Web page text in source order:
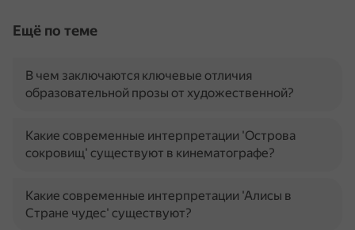
Ещё по теме
В чем заключаются ключевые отличия
образовательной прозы от художественной?
Какие современные интерпретации 'Острова
сокровищ' существуют в кинематографе?
Какие современные интерпретации 'Алисы в
Стране чудес' существуют?